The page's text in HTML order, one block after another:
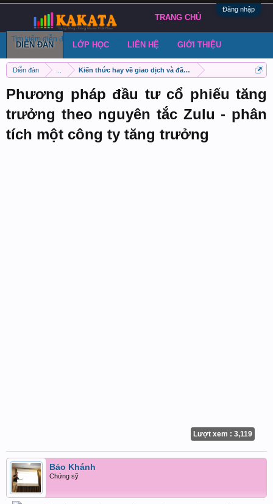
Đăng nhập
Diễn đàn Kiến thức hay về giao dịch và đầu tư chứng khoán
Phương pháp đầu tư cổ phiếu tăng
trưởng theo nguyên tắc Zulu - phân
tích một công ty tăng trưởng
Lượt xem : 3,119
Bảo Khánh
Chứng sỹ
TRANG CHỦ
DIỄN ĐÀN
Tìm kiếm diễn đàn Bài viết gần đây Đăng chủ đề
LỚP HỌC LIÊN HỆ GIỚI THIỆU